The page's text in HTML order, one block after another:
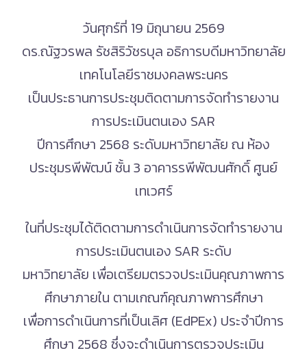
วันศุกร์ที่ 19 มิถุนายน 2569
ดร.ณัฐวรพล รัชสิริวัชรบุล อธิการบดีมหาวิทยาลัย
เทคโนโลยีราชมงคลพระนคร
เป็นประธานการประชุมติดตามการจัดทำรายงาน
การประเมินตนเอง SAR
ปีการศึกษา 2568 ระดับมหาวิทยาลัย ณ ห้อง
ประชุมรพีพัฒน์ ชั้น 3 อาคารรพีพัฒนศักดิ์ ศูนย์
เทเวศร์
ในที่ประชุมได้ติดตามการดำเนินการจัดทำรายงาน
การประเมินตนเอง SAR ระดับ
มหาวิทยาลัย เพื่อเตรียมตรวจประเมินคุณภาพการ
ศึกษาภายใน ตามเกณฑ์คุณภาพการศึกษา
เพื่อการดำเนินการที่เป็นเลิศ (EdPEx) ประจำปีการ
ศึกษา 2568 ซึ่งจะดำเนินการตรวจประเมิน